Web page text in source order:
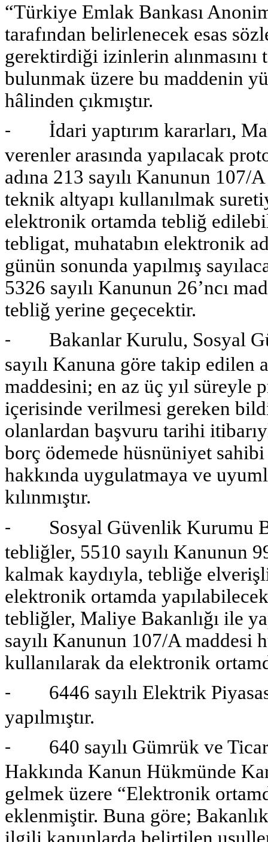
“Türkiye Emlak Bankası
tarafından belirlenecek esas
gerektirdiği izinlerin
bulunmak üzere bu maddenin
hâlinden çıkmıştır.
- İdari yaptırım kararları,
verenler arasında yapılacak
adına 213 sayılı Kanunun
teknik altyapı kullanılmak
elektronik ortamda tebliğ
tebligat, muhatabın elektronik
günün sonunda yapılmış
5326 sayılı Kanunun 26’ncı
tebliğ yerine geçecektir.
- Bakanlar Kurulu, Sosyal
sayılı Kanuna göre takip edilen
maddesini; en az üç yıl süreyle
içerisinde verilmesi gereken
olanlardan başvuru tarihi
borç ödemede hüsnüniyet
hakkında uygulatmaya ve
kılınmıştır.
- Sosyal Güvenlik Kurumu
tebliğler, 5510 sayılı Kanunun
kalmak kaydıyla, tebliğe
elektronik ortamda
tebliğler, Maliye Bakanlığı ile
sayılı Kanunun 107/A
kullanılarak da elektronik
- 6446 sayılı Elektrik
yapılmıştır.
- 640 sayılı Gümrük ve
Hakkında Kanun Hükmünde
gelmek üzere “Elektronik
eklenmiştir. Buna göre;